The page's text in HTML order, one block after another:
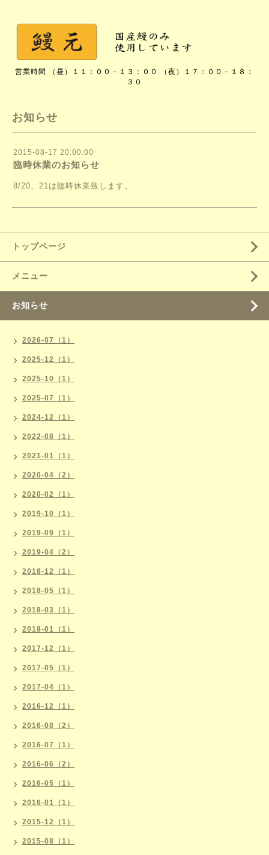
営業時間 （昼）１１：００－１３：００ （夜）１７：００－１８：
３０
お知らせ
2015-08-17 20:00:00
臨時休業のお知らせ
8/20、21は臨時休業致します。
トップページ
メニュー
お知らせ
2026-07（1）
2025-12（1）
2025-10（1）
2025-07（1）
2024-12（1）
2022-08（1）
2021-01（1）
2020-04（2）
2020-02（1）
2019-10（1）
2019-09（1）
2019-04（2）
2018-12（1）
2018-05（1）
2018-03（1）
2018-01（1）
2017-12（1）
2017-05（1）
2017-04（1）
2016-12（1）
2016-08（2）
2016-07（1）
2016-06（2）
2016-05（1）
2016-01（1）
2015-12（1）
2015-08（1）